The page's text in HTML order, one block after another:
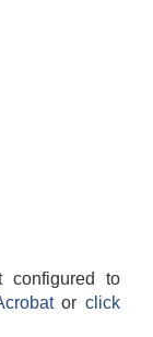
configured to
orclick